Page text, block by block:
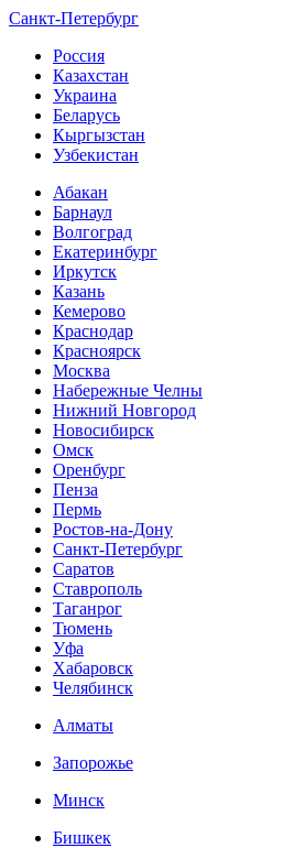
Санкт-Петербург
Россия
Казахстан
Украина
Беларусь
Кыргызстан
Узбекистан
Абакан
Барнаул
Волгоград
Екатеринбург
Иркутск
Казань
Кемерово
Краснодар
Красноярск
Москва
Набережные Челны
Нижний Новгород
Новосибирск
Омск
Оренбург
Пенза
Пермь
Ростов-на-Дону
Санкт-Петербург
Саратов
Ставрополь
Таганрог
Тюмень
Уфа
Хабаровск
Челябинск
Алматы
Запорожье
Минск
Бишкек